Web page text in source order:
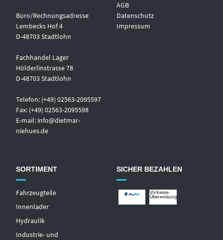
Büro/Rechnungsadresse
Lembecks Hof 4
D-48703 Stadtlohn
Fachhandel Lager
Hölderlinstrasse 78
D-48703 Stadtlohn
Telefon: (+49) 02563-2095597
Fax: (+49) 02563-2095598
E-mail: info@dietmar-
niehues.de
AGB
Datenschutz
Impressum
SORTIMENT
Fahrzeugteile
Innenlader
Hydraulik
Industrie- und
SICHER BEZAHLEN